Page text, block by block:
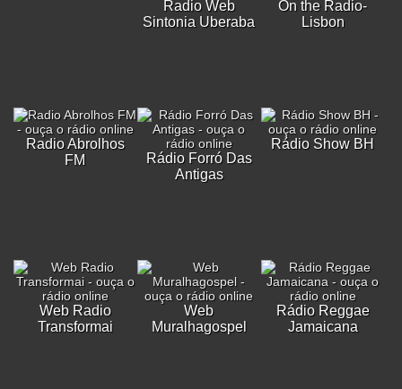
Radio Web
Sintonia Uberaba
On the Radio-
Lisbon
Radio Abrolhos
FM
Rádio Forró Das
Antigas
Rádio Show BH
Web Radio
Transformai
Web
Muralhagospel
Rádio Reggae
Jamaicana